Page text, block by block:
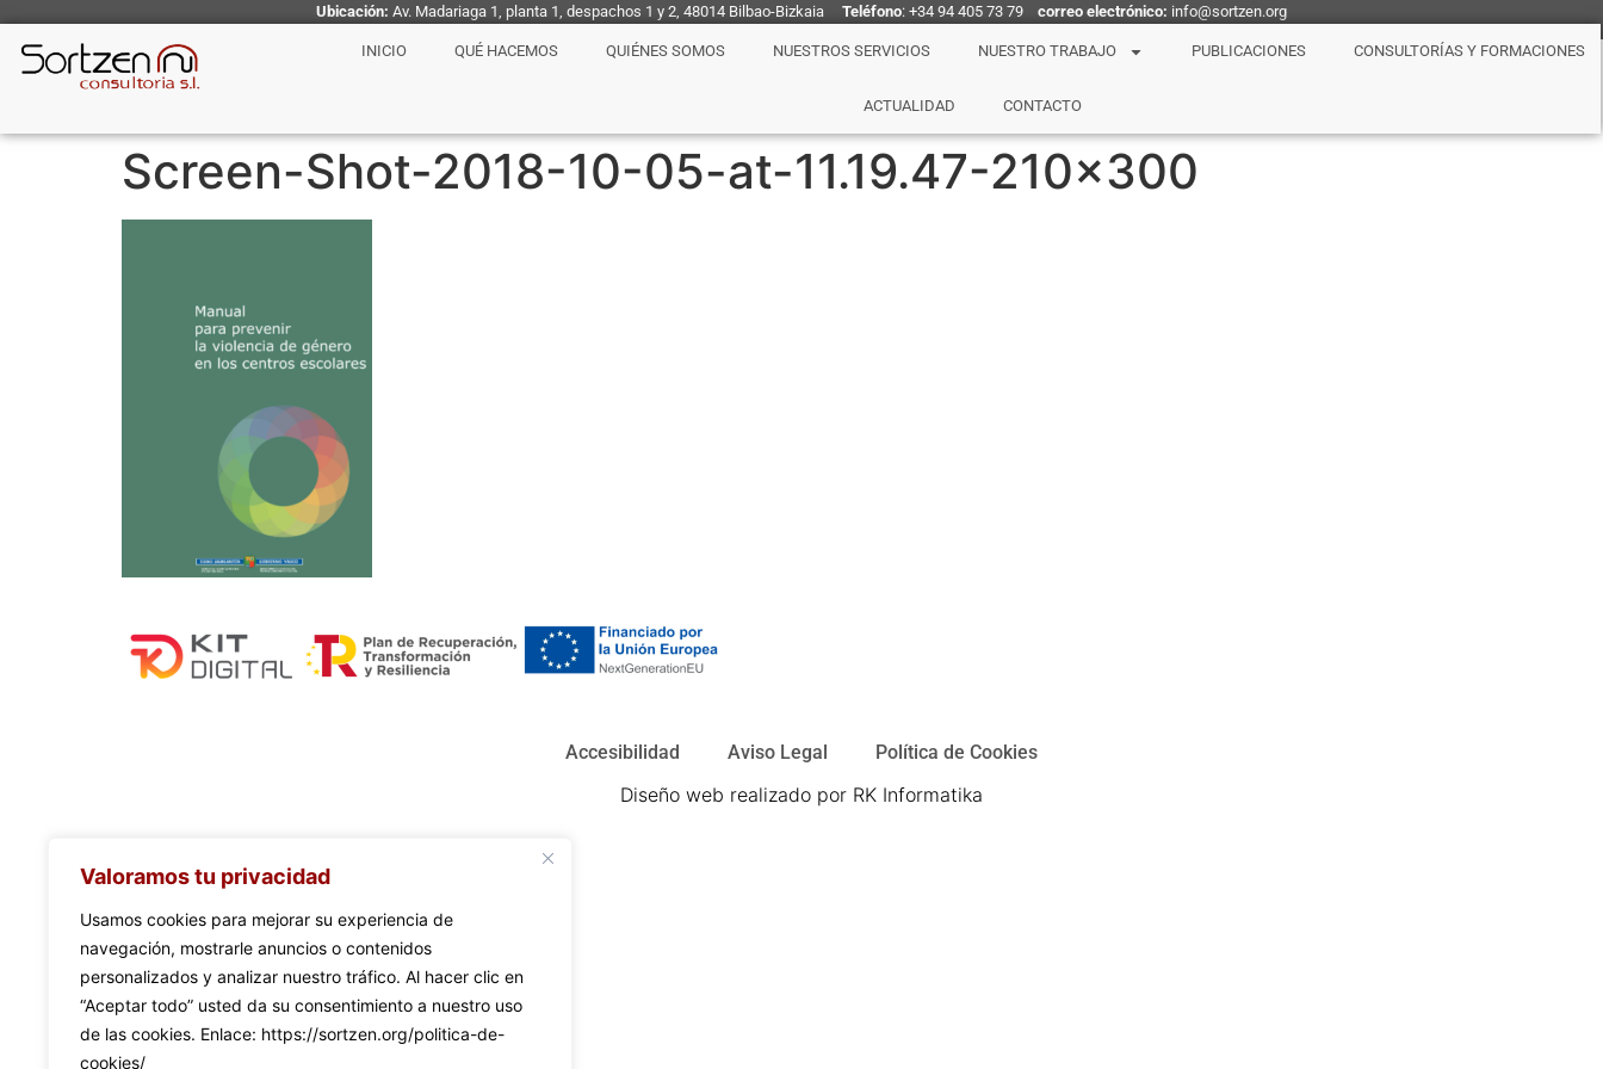
Valoramos tu privacidad
Usamos cookies para mejorar su experiencia de
navegación, mostrarle anuncios o contenidos
personalizados y analizar nuestro tráfico. Al hacer clic en
“Aceptar todo” usted da su consentimiento a nuestro uso
de las cookies. Enlace: https://sortzen.org/politica-de-
cookies/
Ubicación: Av. Madariaga 1, planta 1, despachos 1 y 2, 48014 Bilbao-Bizkaia Teléfono: +34 94 405 73 79 correo electrónico: info@sortzen.org
INICIO QUÉ HACEMOS QUIÉNES SOMOS NUESTROS SERVICIOS NUESTRO TRABAJO PUBLICACIONES CONSULTORÍAS Y FORMACIONES
ACTUALIDAD CONTACTO
Screen-Shot-2018-10-05-at-11.19.47-210×300
Accesibilidad Aviso Legal Política de Cookies
Diseño web realizado por RK Informatika